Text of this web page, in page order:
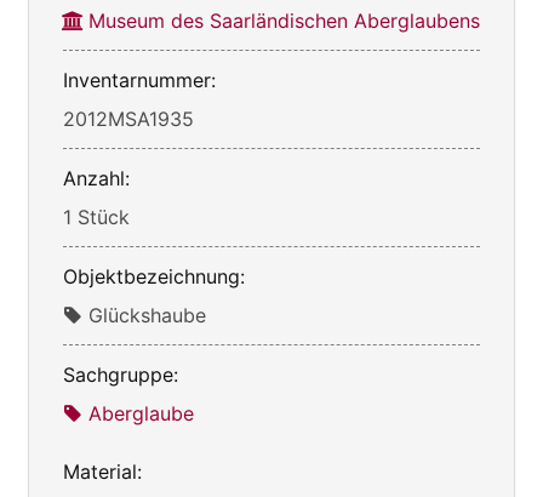
Museum des Saarländischen Aberglaubens
Inventarnummer:
2012MSA1935
Anzahl:
1 Stück
Objektbezeichnung:
Glückshaube
Sachgruppe:
Aberglaube
Material: